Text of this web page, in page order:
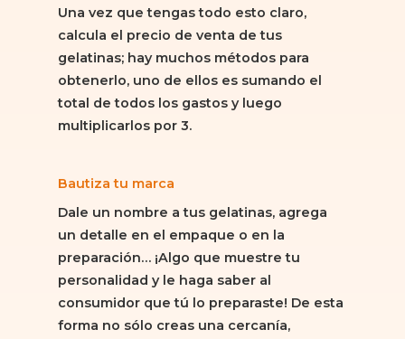
Una vez que tengas todo esto claro,
calcula el precio de venta de tus
gelatinas; hay muchos métodos para
obtenerlo, uno de ellos es sumando el
total de todos los gastos y luego
multiplicarlos por 3.
Bautiza tu marca
Dale un nombre a tus gelatinas, agrega
un detalle en el empaque o en la
preparación… ¡Algo que muestre tu
personalidad y le haga saber al
consumidor que tú lo preparaste! De esta
forma no sólo creas una cercanía,